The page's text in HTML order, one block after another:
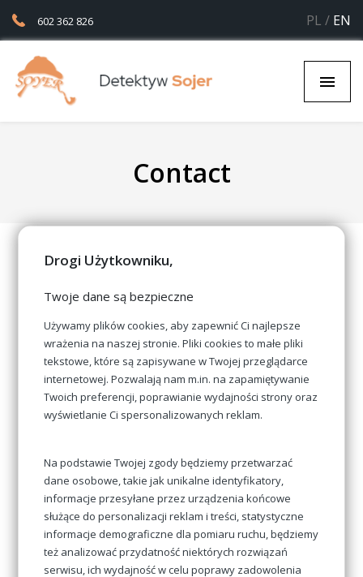
Drogi Użytkowniku,
Twoje dane są bezpieczne
Używamy plików cookies, aby zapewnić Ci najlepsze
wrażenia na naszej stronie. Pliki cookies to małe pliki
tekstowe, które są zapisywane w Twojej przeglądarce
internetowej. Pozwalają nam m.in. na zapamiętywanie
Twoich preferencji, poprawianie wydajności strony oraz
wyświetlanie Ci spersonalizowanych reklam.
Na podstawie Twojej zgody będziemy przetwarzać
dane osobowe, takie jak unikalne identyfikatory,
informacje przesyłane przez urządzenia końcowe
służące do personalizacji reklam i treści, statystyczne
informacje demograficzne dla pomiaru ruchu, będziemy
też analizować przydatność niektórych rozwiązań
serwisu, ich wydajność w celu poprawy zadowolenia
602 362 826 PL / EN
Contact
Contact to Us
ul. Marii Skłodowskiej-Curie 3 lok. 52
Białystok, 15-095
+48 606 362 826
Pn-Pt: 8:00-16:00
Sb: 9:00-14:00
Nd: Nieczynne